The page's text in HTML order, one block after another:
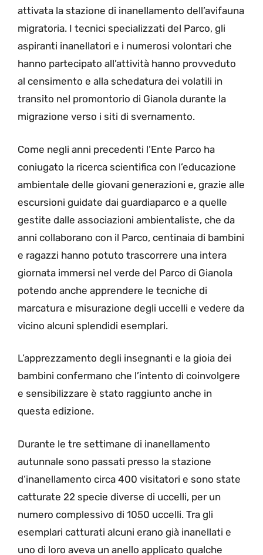
attivata la stazione di inanellamento dell’avifauna
migratoria. I tecnici specializzati del Parco, gli
aspiranti inanellatori e i numerosi volontari che
hanno partecipato all’attività hanno provveduto
al censimento e alla schedatura dei volatili in
transito nel promontorio di Gianola durante la
migrazione verso i siti di svernamento.
Come negli anni precedenti l’Ente Parco ha
coniugato la ricerca scientifica con l’educazione
ambientale delle giovani generazioni e, grazie alle
escursioni guidate dai guardiaparco e a quelle
gestite dalle associazioni ambientaliste, che da
anni collaborano con il Parco, centinaia di bambini
e ragazzi hanno potuto trascorrere una intera
giornata immersi nel verde del Parco di Gianola
potendo anche apprendere le tecniche di
marcatura e misurazione degli uccelli e vedere da
vicino alcuni splendidi esemplari.
L’apprezzamento degli insegnanti e la gioia dei
bambini confermano che l’intento di coinvolgere
e sensibilizzare è stato raggiunto anche in
questa edizione.
Durante le tre settimane di inanellamento
autunnale sono passati presso la stazione
d’inanellamento circa 400 visitatori e sono state
catturate 22 specie diverse di uccelli, per un
numero complessivo di 1050 uccelli. Tra gli
esemplari catturati alcuni erano già inanellati e
uno di loro aveva un anello applicato qualche